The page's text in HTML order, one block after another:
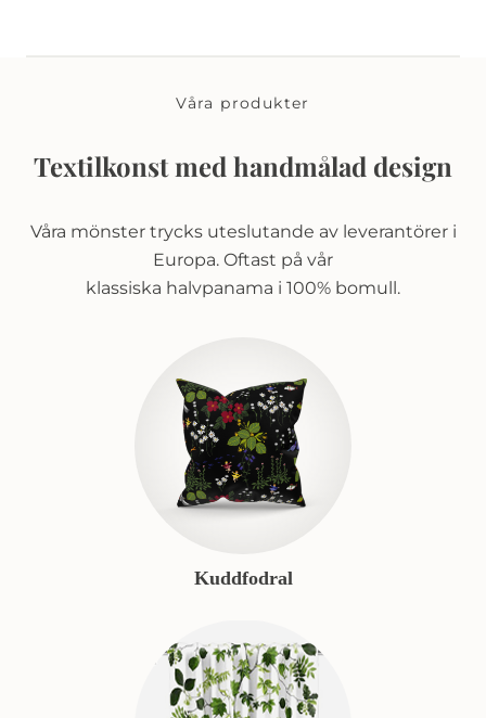
Våra produkter
Textilkonst med handmålad design
Våra mönster trycks uteslutande av leverantörer i
Europa. Oftast på vår
klassiska halvpanama i 100% bomull.
Kuddfodral